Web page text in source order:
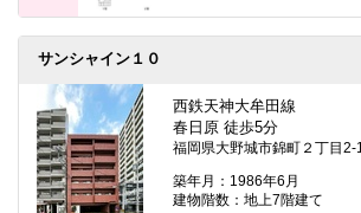
サンシャイン１０
西鉄天神大牟田線
春日原 徒歩5分
福岡県大野城市錦町２丁目2-
築年月：1986年6月
建物階数：地上7階建て